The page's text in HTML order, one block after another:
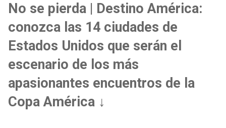
No se pierda | Destino América:
conozca las 14 ciudades de
Estados Unidos que serán el
escenario de los más
apasionantes encuentros de la
Copa América ↓